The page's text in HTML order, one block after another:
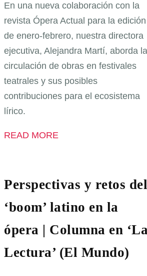
En una nueva colaboración con la
revista Ópera Actual para la edición
de enero-febrero, nuestra directora
ejecutiva, Alejandra Martí, aborda la
circulación de obras en festivales
teatrales y sus posibles
contribuciones para el ecosistema
lírico.
READ MORE
Perspectivas y retos del
‘boom’ latino en la
ópera | Columna en ‘La
Lectura’ (El Mundo)